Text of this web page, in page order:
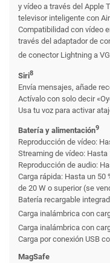
y vídeo a través del Apple
televisor inteligente con
Compatibilidad con vídeo
través del adaptador de
de conector Lightning a
Siri8
Envía mensajes, añade
Actívalo con solo decir
Usa tu voz para activar
Batería y alimentación9
Reproducción de vídeo:
Streaming de vídeo: Hasta
Reproducción de audio:
Carga rápida: Hasta un 50
de 20 W o superior (se
Batería recargable
Carga inalámbrica con
Carga inalámbrica con
Carga por conexión USB
MagSafe